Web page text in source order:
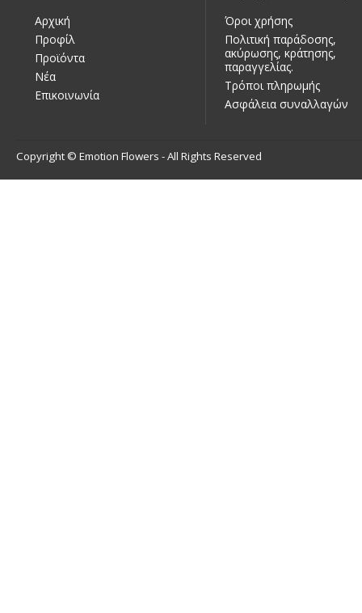
Αρχική
Προφίλ
Προϊόντα
Νέα
Επικοινωνία
Όροι χρήσης
Πολιτική παράδοσης,
ακύρωσης, κράτησης,
παραγγελίας.
Τρόποι πληρωμής
Ασφάλεια συναλλαγών
Copyright © Emotion Flowers - All Rights Reserved